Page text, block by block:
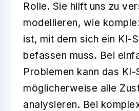
Rolle. Sie hilft uns zu
modellieren, wie
ist, mit dem sich ein KI-
befassen muss. Bei
Problemen kann das KI-
möglicherweise alle
analysieren. Bei